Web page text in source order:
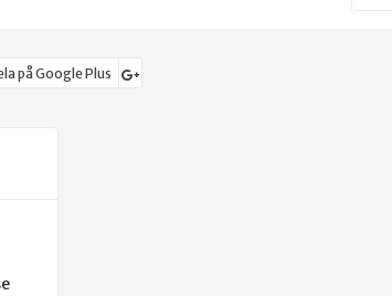
på Google Plus